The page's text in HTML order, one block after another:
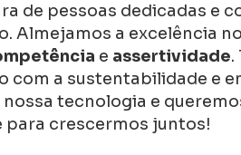
de pessoas dedicadas e
Almejamos a excelência
e assertividade.
com a sustentabilidade e
tecnologia e
para crescermos juntos!